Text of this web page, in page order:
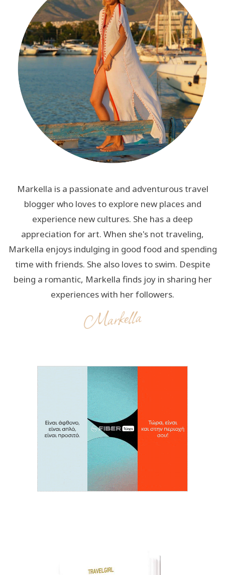
Markella is a passionate and adventurous travel
blogger who loves to explore new places and
experience new cultures. She has a deep
appreciation for art. When she's not traveling,
Markella enjoys indulging in good food and spending
time with friends. She also loves to swim. Despite
being a romantic, Markella finds joy in sharing her
experiences with her followers.